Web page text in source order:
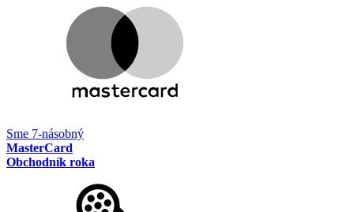
Sme 7-násobný
MasterCard
Obchodník roka